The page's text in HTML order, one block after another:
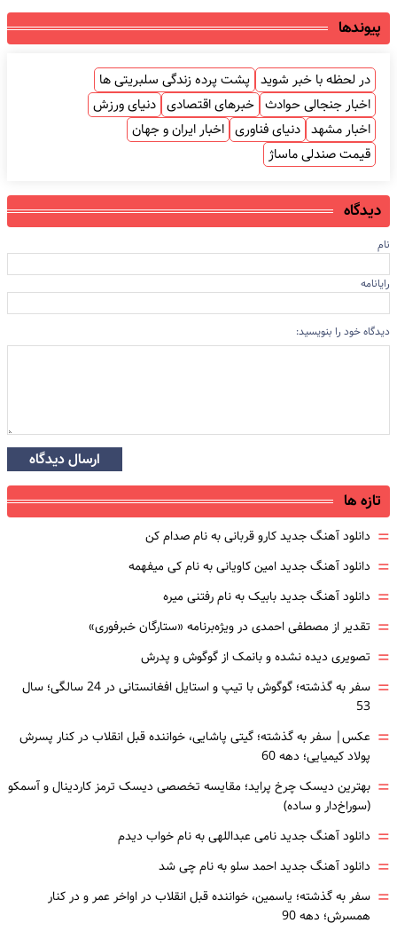
پیوندها
در لحظه با خبر شوید پشت پرده زندگی سلبریتی ها
اخبار جنجالی حوادث خبرهای اقتصادی دنیای ورزش
اخبار مشهد دنیای فناوری اخبار ایران و جهان
قیمت صندلی ماساژ
دیدگاه
نام
رایانامه
دیدگاه خود را بنویسید:
ارسال دیدگاه
تازه ها
= دانلود آهنگ جدید کارو قربانی به نام صدام کن
= دانلود آهنگ جدید امین کاویانی به نام کی میفهمه
= دانلود آهنگ جدید بابیک به نام رفتنی میره
= تقدیر از مصطفی احمدی در ویژه‌برنامه «ستارگان خبرفوری»
= تصویری دیده نشده و بانمک از گوگوش و پدرش
=
سفر به گذشته؛ گوگوش با تیپ و استایل افغانستانی در 24 سالگی؛ سال
53
= عکس| سفر به گذشته؛ گیتی پاشایی، خواننده قبل انقلاب در کنار پسرش
پولاد کیمیایی؛ دهه 60
= بهترین دیسک چرخ پراید؛ مقایسه تخصصی دیسک ترمز کاردینال و آسمکو
(سوراخ‌دار و ساده)
= دانلود آهنگ جدید نامی عبداللهی به نام خواب دیدم
= دانلود آهنگ جدید احمد سلو به نام چی شد
= سفر به گذشته؛ یاسمین، خواننده قبل انقلاب در اواخر عمر و در کنار
همسرش؛ دهه 90